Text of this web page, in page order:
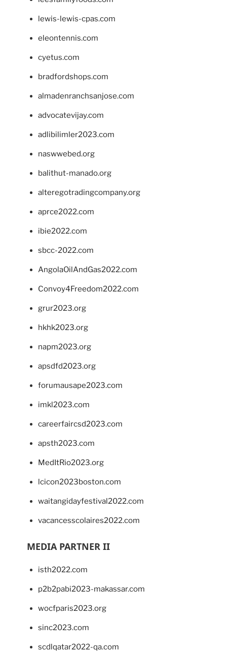
lewis-lewis-cpas.com
eleontennis.com
cyetus.com
bradfordshops.com
almadenranchsanjose.com
advocatevijay.com
adlibilimler2023.com
naswwebed.org
balithut-manado.org
alteregotradingcompany.org
aprce2022.com
ibie2022.com
sbcc-2022.com
AngolaOilAndGas2022.com
Convoy4Freedom2022.com
grur2023.org
hkhk2023.org
napm2023.org
apsdfd2023.org
forumausape2023.com
imkl2023.com
careerfaircsd2023.com
apsth2023.com
MedItRio2023.org
lcicon2023boston.com
waitangidayfestival2022.com
vacancesscolaires2022.com
MEDIA PARTNER II
isth2022.com
p2b2pabi2023-makassar.com
wocfparis2023.org
sinc2023.com
scdlqatar2022-qa.com